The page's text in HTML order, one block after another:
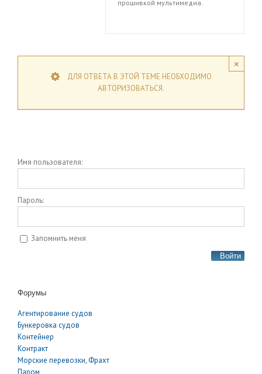
прошивкой мультимедиа.
×
ДЛЯ ОТВЕТА В ЭТОЙ ТЕМЕ НЕОБХОДИМО
АВТОРИЗОВАТЬСЯ.
Имя пользователя:
Пароль:
Запомнить меня
Войти
Форумы
Агентирование судов
Бункеровка судов
Контейнер
Контракт
Морские перевозки, Фрахт